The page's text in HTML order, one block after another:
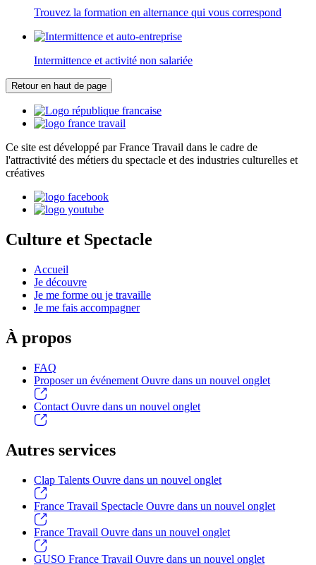
Trouvez la formation en alternance qui vous correspond
Intermittence et activité non salariée
Retour en haut de page
Ce site est développé par France Travail dans le cadre de
l'attractivité des métiers du spectacle et des industries culturelles et
créatives
Culture et Spectacle
Accueil
Je découvre
Je me forme ou je travaille
Je me fais accompagner
À propos
FAQ
Proposer un événement Ouvre dans un nouvel onglet
Contact Ouvre dans un nouvel onglet
Autres services
Clap Talents Ouvre dans un nouvel onglet
France Travail Spectacle Ouvre dans un nouvel onglet
France Travail Ouvre dans un nouvel onglet
GUSO France Travail Ouvre dans un nouvel onglet